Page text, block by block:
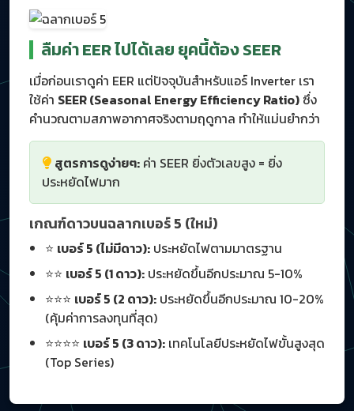
ลืมค่า EER ไปได้เลย ยุคนี้ต้อง SEER
เมื่อก่อนเราดูค่า EER แต่ปัจจุบันสำหรับแอร์ Inverter เรา
ใช้ค่า SEER (Seasonal Energy Efficiency Ratio) ซึ่ง
คำนวณตามสภาพอากาศจริงตามฤดูกาล ทำให้แม่นยำกว่า
สูตรการดูง่ายๆ: ค่า SEER ยิ่งตัวเลขสูง = ยิ่ง
ประหยัดไฟมาก
เกณฑ์ดาวบนฉลากเบอร์ 5 (ใหม่)
⭐ เบอร์ 5 (ไม่มีดาว): ประหยัดไฟตามมาตรฐาน
⭐⭐ เบอร์ 5 (1 ดาว): ประหยัดขึ้นอีกประมาณ 5-10%
⭐⭐⭐ เบอร์ 5 (2 ดาว): ประหยัดขึ้นอีกประมาณ 10-20%
(คุ้มค่าการลงทุนที่สุด)
⭐⭐⭐⭐ เบอร์ 5 (3 ดาว): เทคโนโลยีประหยัดไฟขั้นสูงสุด
(Top Series)